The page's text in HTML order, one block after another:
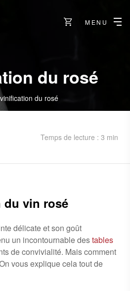
MENU
du rosé
du rosé
Temps de lecture : 3 min
vin rosé
délicate et son goût
un incontournable destables
de convivialité. Mais comment
vous explique cela tout de